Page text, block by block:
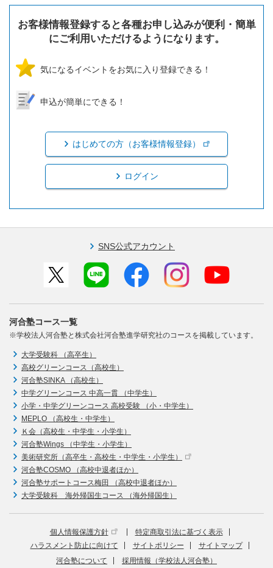
お客様情報登録すると各種お申し込みが便利・簡単
にご利用いただけるようになります。
気になるイベントをお気に入り登録できる！
申込が簡単にできる！
はじめての方（お客様情報登録）
ログイン
SNS公式アカウント
河合塾コース一覧
※学校法人河合塾と株式会社河合塾進学研究社のコースを掲載しています。
大学受験科 （高卒生）
高校グリーンコース（高校生）
河合塾SINKA （高校生）
中学グリーンコース 中高一貫 （中学生）
小学・中学グリーンコース 高校受験 （小・中学生）
MEPLO （高校生・中学生）
Ｋ会（高校生・中学生・小学生）
河合塾Wings （中学生・小学生）
美術研究所（高卒生・高校生・中学生・小学生）
河合塾COSMO （高校中退者ほか）
河合塾サポートコース梅田 （高校中退者ほか）
大学受験科 海外帰国生コース （海外帰国生）
個人情報保護方針
特定商取引法に基づく表示
ハラスメント防止に向けて
サイトポリシー
サイトマップ
河合塾について
採用情報（学校法人河合塾）